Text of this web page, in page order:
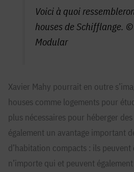
Voici à quoi
houses de Schifflange. ©
Modular
Xavier Mahy pourrait en outre
houses comme logements pour
plus nécessaires pour héberger
également un avantage important
d’habitation compacts : ils
n’importe qui et peuvent